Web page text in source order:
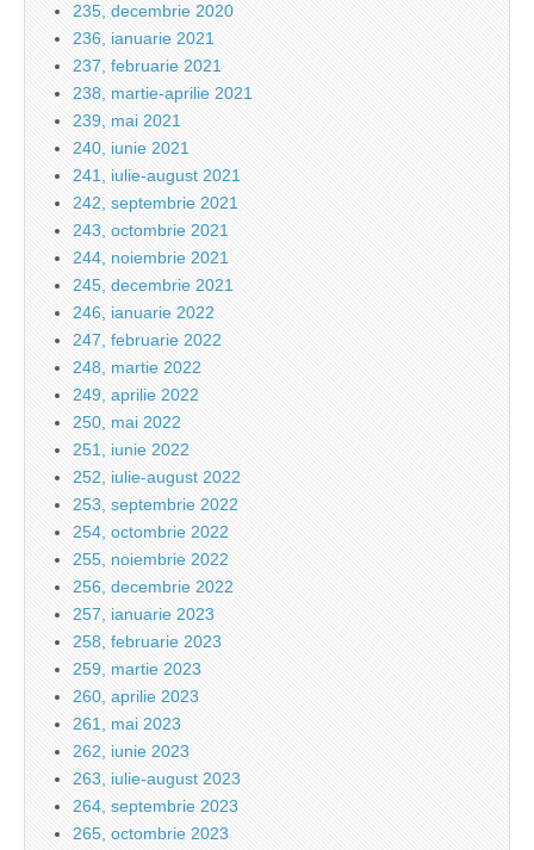
235, decembrie 2020
236, ianuarie 2021
237, februarie 2021
238, martie-aprilie 2021
239, mai 2021
240, iunie 2021
241, iulie-august 2021
242, septembrie 2021
243, octombrie 2021
244, noiembrie 2021
245, decembrie 2021
246, ianuarie 2022
247, februarie 2022
248, martie 2022
249, aprilie 2022
250, mai 2022
251, iunie 2022
252, iulie-august 2022
253, septembrie 2022
254, octombrie 2022
255, noiembrie 2022
256, decembrie 2022
257, ianuarie 2023
258, februarie 2023
259, martie 2023
260, aprilie 2023
261, mai 2023
262, iunie 2023
263, iulie-august 2023
264, septembrie 2023
265, octombrie 2023